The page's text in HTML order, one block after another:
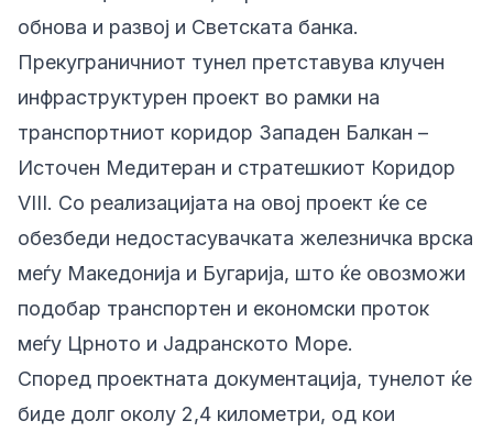
обнова и развој и Светската банка.
Прекуграничниот тунел претставува клучен
инфраструктурен проект во рамки на
транспортниот коридор Западен Балкан –
Источен Медитеран и стратешкиот Коридор
VIII. Со реализацијата на овој проект ќе се
обезбеди недостасувачката железничка врска
меѓу Македонија и Бугарија, што ќе овозможи
подобар транспортен и економски проток
меѓу Црното и Јадранското Море.
Според проектната документација, тунелот ќе
биде долг околу 2,4 километри, од кои